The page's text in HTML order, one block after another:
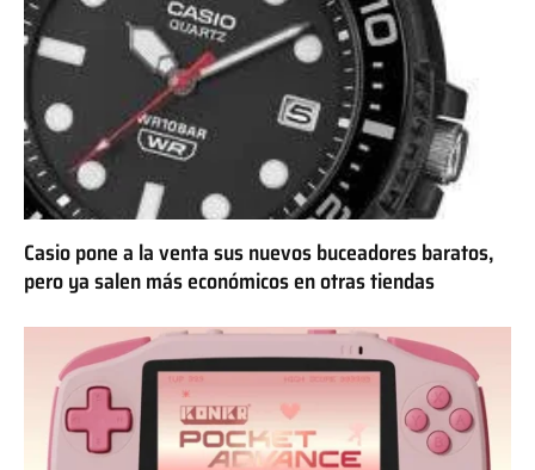
Casio pone a la venta sus nuevos buceadores baratos,
pero ya salen más económicos en otras tiendas